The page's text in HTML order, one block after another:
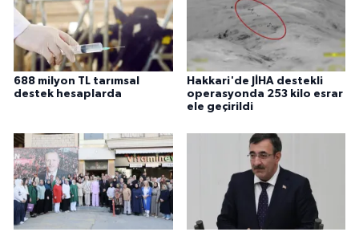
688 milyon TL tarımsal
destek hesaplarda
Hakkari'de JİHA destekli
operasyonda 253 kilo esrar
ele geçirildi